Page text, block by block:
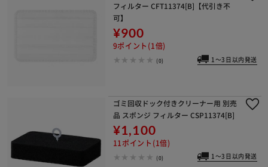
フィルター CFT11374[B]【代引き不
可】
¥900
9ポイント(1倍)
(0) 1～3日以内発送
ゴミ回収ドック付きクリーナー用 別売
品 スポンジ フィルター CSP11374[B]
¥1,100
11ポイント(1倍)
(0) 1～3日以内発送